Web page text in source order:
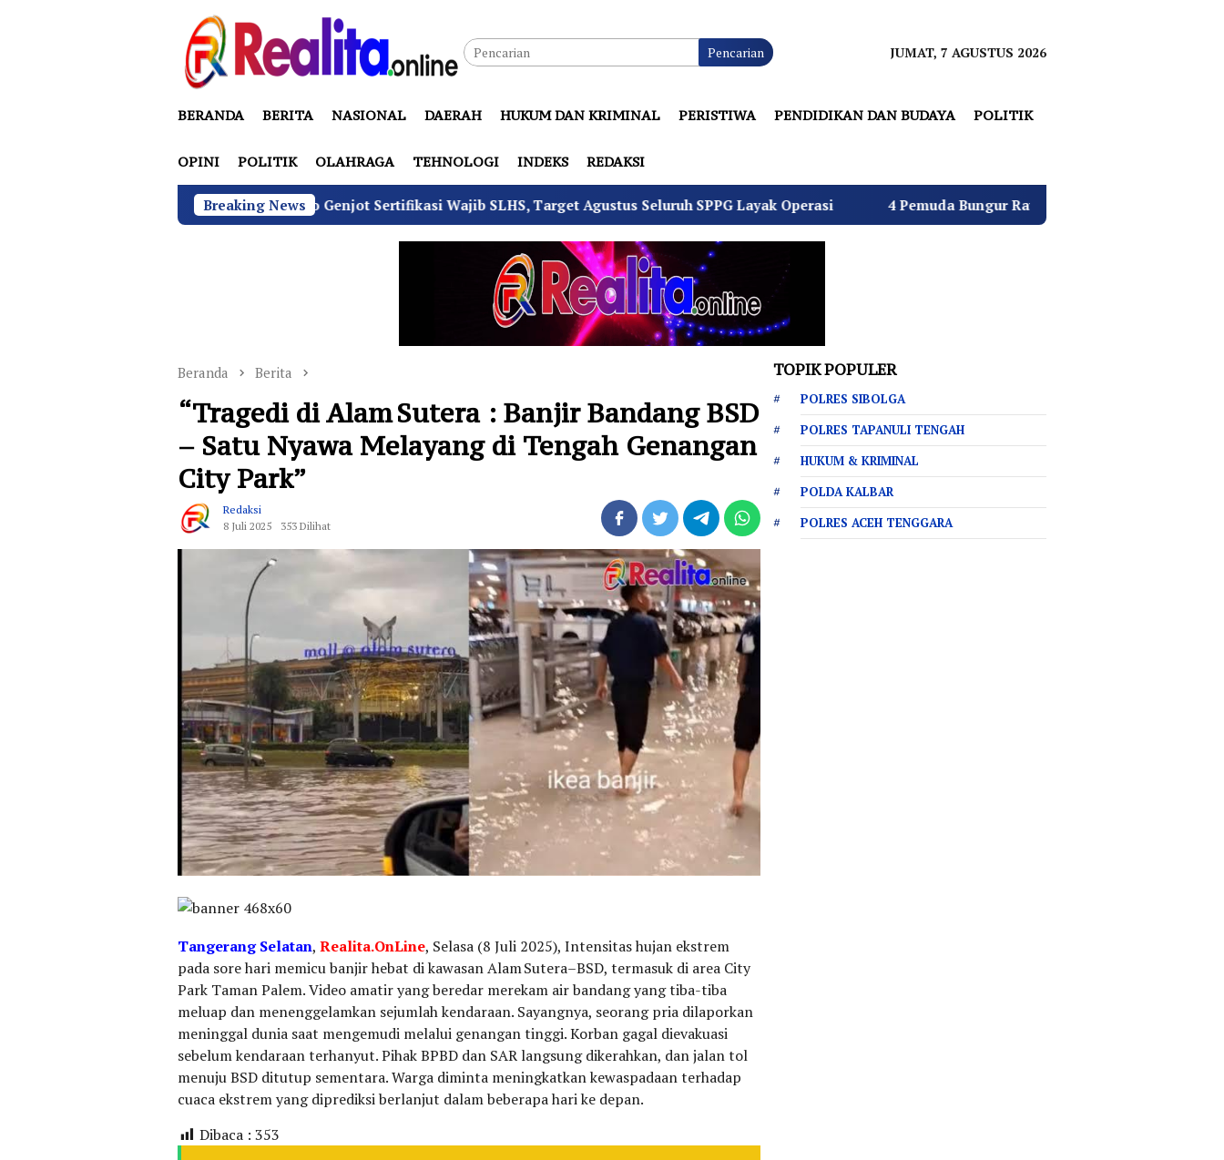
Pencarian JUMAT, 7 AGUSTUS 2026
BERANDA BERITA NASIONAL DAERAH HUKUM DAN KRIMINAL PERISTIWA PENDIDIKAN DAN BUDAYA POLITIK
OPINI POLITIK OLAHRAGA TEHNOLOGI INDEKS REDAKSI
Breaking News
BGN di Bawah Sudaryono Genjot Sertifikasi Wajib SLHS, Target Agustus Seluruh SPPG Layak Operasi 4 Pemuda Bungur Raya Bulatkan Dukungan untuk Hj. Desi
Beranda Berita
“Tragedi di Alam Sutera : Banjir Bandang BSD
– Satu Nyawa Melayang di Tengah Genangan
City Park”
Redaksi
8 Juli 2025
353 Dilihat
Tangerang Selatan, Realita.OnLine, Selasa (8 Juli 2025), Intensitas hujan ekstrem
pada sore hari memicu banjir hebat di kawasan Alam Sutera–BSD, termasuk di area City
Park Taman Palem. Video amatir yang beredar merekam air bandang yang tiba-tiba
meluap dan menenggelamkan sejumlah kendaraan. Sayangnya, seorang pria dilaporkan
meninggal dunia saat mengemudi melalui genangan tinggi. Korban gagal dievakuasi
sebelum kendaraan terhanyut. Pihak BPBD dan SAR langsung dikerahkan, dan jalan tol
menuju BSD ditutup sementara. Warga diminta meningkatkan kewaspadaan terhadap
cuaca ekstrem yang diprediksi berlanjut dalam beberapa hari ke depan.
Dibaca : 353
TOPIK POPULER
POLRES SIBOLGA
POLRES TAPANULI TENGAH
HUKUM & KRIMINAL
POLDA KALBAR
POLRES ACEH TENGGARA